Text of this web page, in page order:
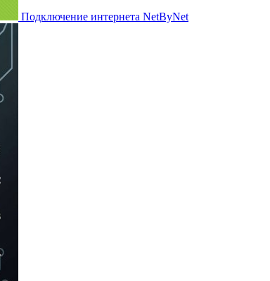
Подключение интернета NetByNet